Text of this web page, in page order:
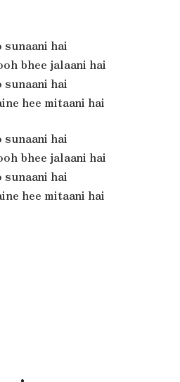
sunaani hai
bhee jalaani hai
sunaani hai
hee mitaani hai
sunaani hai
bhee jalaani hai
sunaani hai
hee mitaani hai